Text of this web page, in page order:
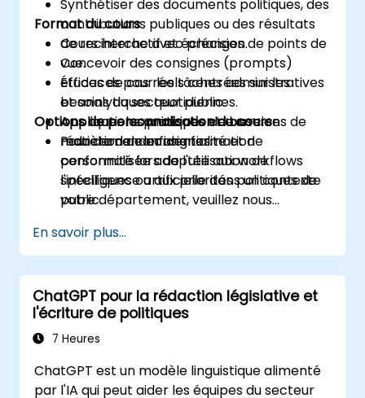
Synthétiser des documents politiques, des
contributions publiques ou des résultats
de recherche avec précision.
Concevoir des consignes (prompts)
efficaces pour les tâches administratives
et analytiques quotidiennes.
Appliquer les principes de base en
matière de confidentialité et de
conformité lors de l'utilisation de
l'intelligence artificielle dans un contexte
public.
Format du cours
Cours interactif et échanges de points de
vue.
Études de cas réels centrées sur les
besoins du secteur public.
Applications pratiques et exercices de
rédaction de consignes.
Options de personnalisation du cours
Pour demander une formation
personnalisée adaptée aux workflows
spécifiques ou aux priorités politiques de
votre département, veuillez nous
En savoir plus...
ChatGPT pour la rédaction législative et
l'écriture de politiques
7 Heures
ChatGPT est un modèle linguistique alimenté
par l'IA qui peut aider les équipes du secteur